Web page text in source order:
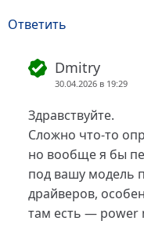
Ответить
Dmitry
30.04.2026 в 19:29
Здравствуйте.
Сложно что-то
но вообще я бы
под вашу модель
драйверов,
там есть — power